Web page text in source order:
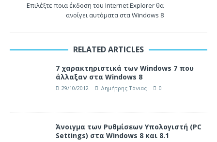
Επιλέξτε ποια έκδοση του Internet Explorer θα
ανοίγει αυτόματα στα Windows 8
RELATED ARTICLES
7 χαρακτηριστικά των Windows 7 που
άλλαξαν στα Windows 8
29/10/2012 Δημήτρης Τόνιας 0
Άνοιγμα των Ρυθμίσεων Υπολογιστή (PC
Settings) στα Windows 8 και 8.1